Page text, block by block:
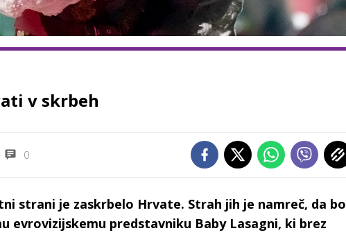
v skrbeh
0
strani je zaskrbelo Hrvate. Strah jih je namreč, da bo
evrovizijskemu predstavniku Baby Lasagni, ki brez